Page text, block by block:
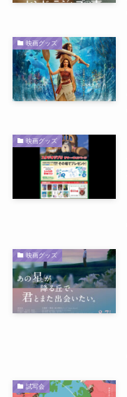
映画グッズ
映画グッズ
映画グッズ
試写会